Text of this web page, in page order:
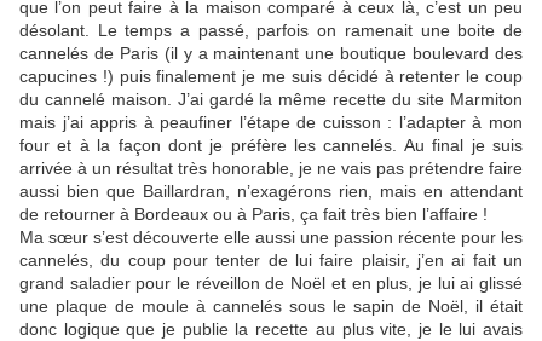
que l’on peut faire à la maison comparé à ceux là, c’est un peu
désolant. Le temps a passé, parfois on ramenait une boite de
cannelés de Paris (il y a maintenant une boutique boulevard des
capucines !) puis finalement je me suis décidé à retenter le coup
du cannelé maison. J’ai gardé la même recette du site Marmiton
mais j’ai appris à peaufiner l’étape de cuisson : l’adapter à mon
four et à la façon dont je préfère les cannelés. Au final je suis
arrivée à un résultat très honorable, je ne vais pas prétendre faire
aussi bien que Baillardran, n’exagérons rien, mais en attendant
de retourner à Bordeaux ou à Paris, ça fait très bien l’affaire !
Ma sœur s’est découverte elle aussi une passion récente pour les
cannelés, du coup pour tenter de lui faire plaisir, j’en ai fait un
grand saladier pour le réveillon de Noël et en plus, je lui ai glissé
une plaque de moule à cannelés sous le sapin de Noël, il était
donc logique que je publie la recette au plus vite, je le lui avais